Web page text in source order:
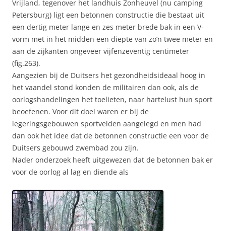
Vrijland, tegenover het landhuis Zonheuvel (nu camping
Petersburg) ligt een betonnen constructie die bestaat uit
een dertig meter lange en zes meter brede bak in een V-
vorm met in het midden een diepte van zo’n twee meter en
aan de zijkanten ongeveer vijfenzeventig centimeter
(fig.263).
Aangezien bij de Duitsers het gezondheidsideaal hoog in
het vaandel stond konden de militairen dan ook, als de
oorlogshandelingen het toelieten, naar hartelust hun sport
beoefenen. Voor dit doel waren er bij de
legeringsgebouwen sportvelden aangelegd en men had
dan ook het idee dat de betonnen constructie een voor de
Duitsers gebouwd zwembad zou zijn.
Nader onderzoek heeft uitgewezen dat de betonnen bak er
voor de oorlog al lag en diende als